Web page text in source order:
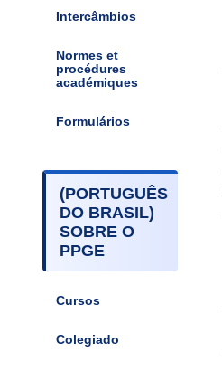
Intercâmbios
Normes et
procédures
académiques
Formulários
(PORTUGUÊS
DO BRASIL)
SOBRE O
PPGE
Cursos
Colegiado